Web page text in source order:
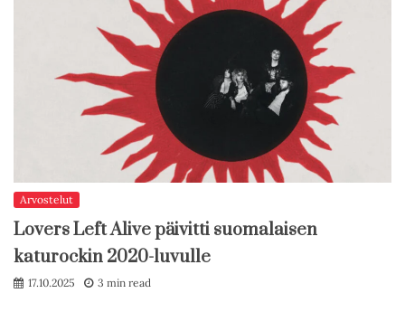
Arvostelut
Lovers Left Alive päivitti suomalaisen
katurockin 2020-luvulle
17.10.2025 3 min read